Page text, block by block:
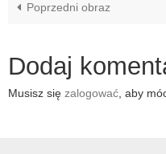
Poprzedni obraz
Dodaj
Musisz się zalogować , aby